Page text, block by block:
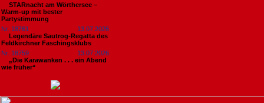
STARnacht am Wörthersee –
Warm-up mit bester
Partystimmung
Nr. 18761
13.07.2026
Legendäre Sautrog-Regatta des
Feldkirchner Faschingsklubs
Nr. 18759
13.07.2026
„Die Karawanken . . . ein Abend
wie früher“